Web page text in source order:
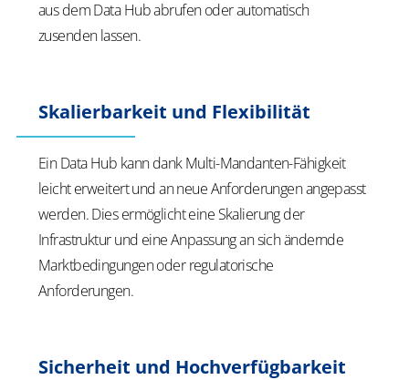
aus dem Data Hub abrufen oder automatisch
zusenden lassen.
Skalierbarkeit und Flexibilität
Ein Data Hub kann dank Multi-Mandanten-Fähigkeit
leicht erweitert und an neue Anforderungen angepasst
werden. Dies ermöglicht eine Skalierung der
Infrastruktur und eine Anpassung an sich ändernde
Marktbedingungen oder regulatorische
Anforderungen.
Sicherheit und Hochverfügbarkeit